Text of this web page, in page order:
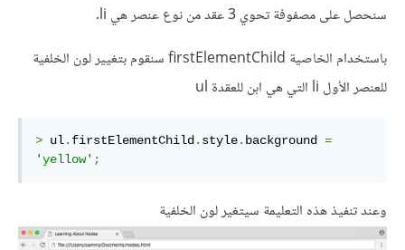
سنحصل على مصفوفة تحوي 3 عقد من نوع عنصر هي li.
باستخدام الخاصية firstElementChild سنقوم بتغيير لون الخلفية
للعنصر الأول li التي هي ابن للعقدة ul
> ul. firstElementChild . style. background =
'yellow' ;
وعند تنفيذ هذه التعليمة سيتغير لون الخلفية